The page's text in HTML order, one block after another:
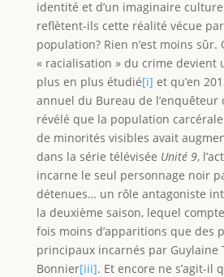
identité et d’un imaginaire
reflètent-ils cette réalité vécue
population? Rien n’est moins sûr.
« racialisation » du crime devient
plus en plus étudié[i] et qu’en
annuel du Bureau de l’enquêteur
révélé que la population
de minorités visibles avait
dans la série télévisée Unité 9,
incarne le seul personnage noir
détenues… un rôle antagoniste
la deuxième saison, lequel
fois moins d’apparitions que des
principaux incarnés par Guylaine
Bonnier[iii]. Et encore ne s’agit-il